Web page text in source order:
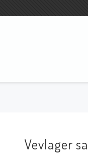
Vevlager